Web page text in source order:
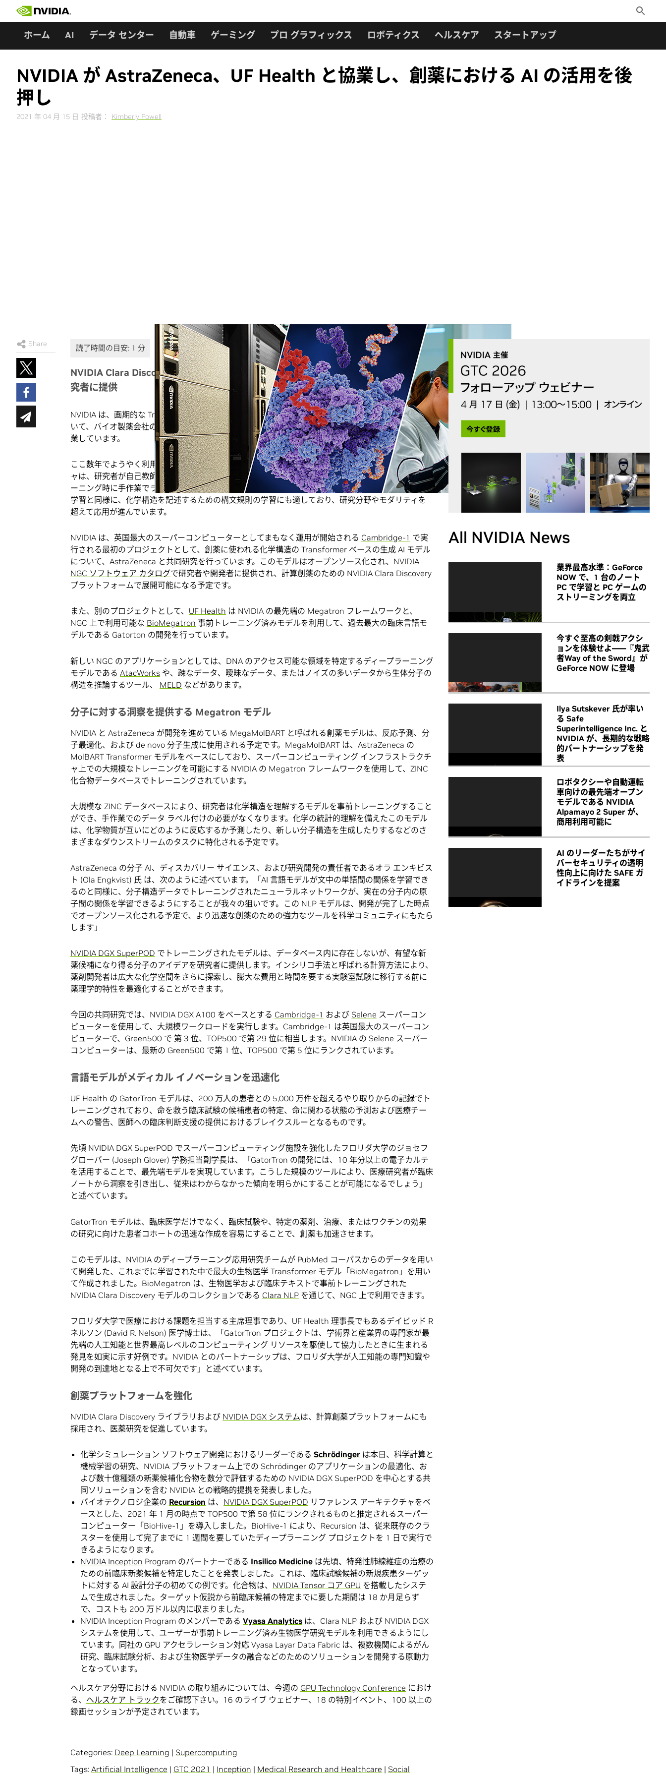
Toggle
Search
ホーム AI データ センター 自動車 ゲーミング プロ グラフィックス ロボティクス ヘルスケア スタートアップ
NVIDIA が AstraZeneca、UF Health と協業し、創薬における AI の活用を後
押し
2021 年 04 月 15 日 投稿者： Kimberly Powell
Share
NVIDIA Clara Discovery が、有望な新薬をいち早く発見するために必要なツールを研
究者に提供
NVIDIA は、画期的な Transformer ニューラルネットワークを用いた新しい AI 研究プロジェクトにお
いて、バイオ製薬会社の AstraZeneca およびフロリダ大学の学術医療センターである UF Health と協
業しています。
ここ数年でようやく利用可能になった Transformer ベースのニューラルネットワークのアーキテクチ
ャは、研究者が自己教師あり学習を用いて膨大なデータセットを利用することを可能にし、事前トレ
ーニング時に手作業でラベル付けされたデータを必要としません。これらのモデルは、言語の文法の
学習と同様に、化学構造を記述するための構文規則の学習にも適しており、研究分野やモダリティを
超えて応用が進んでいます。
NVIDIA は、英国最大のスーパーコンピューターとしてまもなく運用が開始される Cambridge-1 で実
行される最初のプロジェクトとして、創薬に使われる化学構造の Transformer ベースの生成 AI モデル
について、AstraZeneca と共同研究を行っています。このモデルはオープンソース化され、 NVIDIA
NGC ソフトウェア カタログで研究者や開発者に提供され、計算創薬のための NVIDIA Clara Discovery
プラットフォームで展開可能になる予定です。
また、別のプロジェクトとして、 UF Health は NVIDIA の最先端の Megatron フレームワークと、
NGC 上で利用可能な BioMegatron 事前トレーニング済みモデルを利用して、過去最大の臨床言語モ
デルである Gatorton の開発を行っています。
新しい NGC のアプリケーションとしては、DNA のアクセス可能な領域を特定するディープラーニング
モデルである AtacWorks や、疎なデータ、曖昧なデータ、またはノイズの多いデータから生体分子の
構造を推論するツール、 MELD などがあります。
分子に対する洞察を提供する Megatron モデル
NVIDIA と AstraZeneca が開発を進めている MegaMolBART と呼ばれる創薬モデルは、反応予測、分
子最適化、および de novo 分子生成に使用される予定です。MegaMolBART は、AstraZeneca の
MolBART Transformer モデルをベースにしており、スーパーコンピューティング インフラストラクチ
ャ上での大規模なトレーニングを可能にする NVIDIA の Megatron フレームワークを使用して、ZINC
化合物データベースでトレーニングされています。
大規模な ZINC データベースにより、研究者は化学構造を理解するモデルを事前トレーニングすること
ができ、手作業でのデータ ラベル付けの必要がなくなります。化学の統計的理解を備えたこのモデル
は、化学物質が互いにどのように反応するか予測したり、新しい分子構造を生成したりするなどのさ
まざまなダウンストリームのタスクに特化される予定です。
AstraZeneca の分子 AI、ディスカバリー サイエンス、および研究開発の責任者であるオラ エンキビス
ト (Ola Engkvist) 氏 は、次のように述べています。「AI 言語モデルが文中の単語間の関係を学習でき
るのと同様に、分子構造データでトレーニングされたニューラルネットワークが、実在の分子内の原
子間の関係を学習できるようにすることが我々の狙いです。この NLP モデルは、開発が完了した時点
でオープンソース化される予定で、より迅速な創薬のための強力なツールを科学コミュニティにもたら
します」
NVIDIA DGX SuperPOD でトレーニングされたモデルは、データベース内に存在しないが、有望な新
薬候補になり得る分子のアイデアを研究者に提供します。インシリコ手法と呼ばれる計算方法により、
薬剤開発者は広大な化学空間をさらに探索し、膨大な費用と時間を要する実験室試験に移行する前に
薬理学的特性を最適化することができます。
今回の共同研究では、NVIDIA DGX A100 をベースとする Cambridge-1 および Selene スーパーコン
ピューターを使用して、大規模ワークロードを実行します。Cambridge-1 は英国最大のスーパーコン
ピューターで、Green500 で 第 3 位、TOP500 で第 29 位に相当します。NVIDIA の Selene スーパー
コンピューターは、最新の Green500 で第 1 位、TOP500 で第 5 位にランクされています。
言語モデルがメディカル イノベーションを迅速化
UF Health の GatorTron モデルは、200 万人の患者との 5,000 万件を超えるやり取りからの記録でト
レーニングされており、命を救う臨床試験の候補患者の特定、命に関わる状態の予測および医療チー
ムへの警告、医師への臨床判断支援の提供におけるブレイクスルーとなるものです。
先頃 NVIDIA DGX SuperPOD でスーパーコンピューティング施設を強化したフロリダ大学のジョセフ
グローバー (Joseph Glover) 学務担当副学長は、「GatorTron の開発には、10 年分以上の電子カルテ
を活用することで、最先端モデルを実現しています。こうした規模のツールにより、医療研究者が臨床
ノートから洞察を引き出し、従来はわからなかった傾向を明らかにすることが可能になるでしょう」
と述べています。
GatorTron モデルは、臨床医学だけでなく、臨床試験や、特定の薬剤、治療、またはワクチンの効果
の研究に向けた患者コホートの迅速な作成を容易にすることで、創薬も加速させます。
このモデルは、NVIDIA のディープラーニング応用研究チームが PubMed コーパスからのデータを用い
て開発した、これまでに学習された中で最大の生物医学 Transformer モデル「BioMegatron」を用い
て作成されました。BioMegatron は、生物医学および臨床テキストで事前トレーニングされた
NVIDIA Clara Discovery モデルのコレクションである Clara NLP を通じて、NGC 上で利用できます。
フロリダ大学で医療における課題を担当する主席理事であり、UF Health 理事長でもあるデイビッド R
ネルソン (David R. Nelson) 医学博士は、「GatorTron プロジェクトは、学術界と産業界の専門家が最
先端の人工知能と世界最高レベルのコンピューティング リソースを駆使して協力したときに生まれる
発見を如実に示す好例です。NVIDIA とのパートナーシップは、フロリダ大学が人工知能の専門知識や
開発の到達地となる上で不可欠です」と述べています。
創薬プラットフォームを強化
NVIDIA Clara Discovery ライブラリおよび NVIDIA DGX システム は、計算創薬プラットフォームにも
採用され、医薬研究を促進しています。
化学シミュレーション ソフトウェア開発におけるリーダーである Schrödinger は本日、科学計算と
機械学習の研究、NVIDIA プラットフォーム上での Schrödinger のアプリケーションの最適化、お
よび数十億種類の新薬候補化合物を数分で評価するための NVIDIA DGX SuperPOD を中心とする共
同ソリューションを含む NVIDIA との戦略的提携を発表しました。
バイオテクノロジ企業の Recursion は、 NVIDIA DGX SuperPOD リファレンス アーキテクチャをベ
ースとした、2021 年 1 月の時点で TOP500 で第 58 位にランクされるものと推定されるスーパー
コンピューター「BioHive-1」を導入しました。BioHive-1 により、Recursion は、従来既存のクラ
スターを使用して完了までに 1 週間を要していたディープラーニング プロジェクトを 1 日で実行で
きるようになります。
NVIDIA Inception Program のパートナーである Insilico Medicine は先頃、特発性肺線維症の治療の
ための前臨床新薬候補を特定したことを発表しました。これは、臨床試験候補の新規疾患ターゲッ
トに対する AI 設計分子の初めての例です。化合物は、 NVIDIA Tensor コア GPU を搭載したシステ
ムで生成されました。ターゲット仮説から前臨床候補の特定までに要した期間は 18 か月足らず
で、コストも 200 万ドル以内に収まりました。
NVIDIA Inception Program のメンバーである Vyasa Analytics は、Clara NLP および NVIDIA DGX
システムを使用して、ユーザーが事前トレーニング済み生物医学研究モデルを利用できるようにし
ています。同社の GPU アクセラレーション対応 Vyasa Layar Data Fabric は、複数機関によるがん
研究、臨床試験分析、および生物医学データの融合などのためのソリューションを開発する原動力
となっています。
ヘルスケア分野における NVIDIA の取り組みについては、今週の GPU Technology Conference におけ
る、 ヘルスケア トラックをご確認下さい。16 のライブ ウェビナー、18 の特別イベント、100 以上の
録画セッションが予定されています。
Categories: Deep Learning | Supercomputing
Tags: Artificial Intelligence | GTC 2021 | Inception | Medical Research and Healthcare | Social
All NVIDIA News
業界最高水準：GeForce
NOW で、1 台のノート
PC で学習と PC ゲームの
ストリーミングを両立
今すぐ至高の剣戟アクシ
ョンを体験せよ――『鬼武
者Way of the Sword』が
GeForce NOW に登場
Ilya Sutskever 氏が率い
る Safe
Superintelligence Inc. と
NVIDIA が、長期的な戦略
的パートナーシップを発
表
ロボタクシーや自動運転
車向けの最先端オープン
モデルである NVIDIA
Alpamayo 2 Super が、
商用利用可能に
AI のリーダーたちがサイ
バーセキュリティの透明
性向上に向けた SAFE ガ
イドラインを提案